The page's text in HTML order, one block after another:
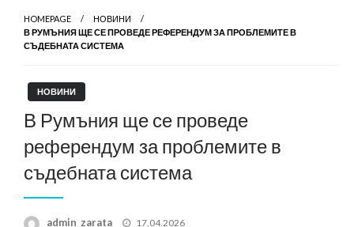
HOMEPAGE
НОВИНИ
В РУМЪНИЯ ЩЕ СЕ ПРОВЕДЕ РЕФЕРЕНДУМ ЗА ПРОБЛЕМИТЕ В
СЪДЕБНАТА СИСТЕМА
НОВИНИ
В Румъния ще се проведе
референдум за проблемите в
съдебната система
admin_zarata
Posted
17.04.2026